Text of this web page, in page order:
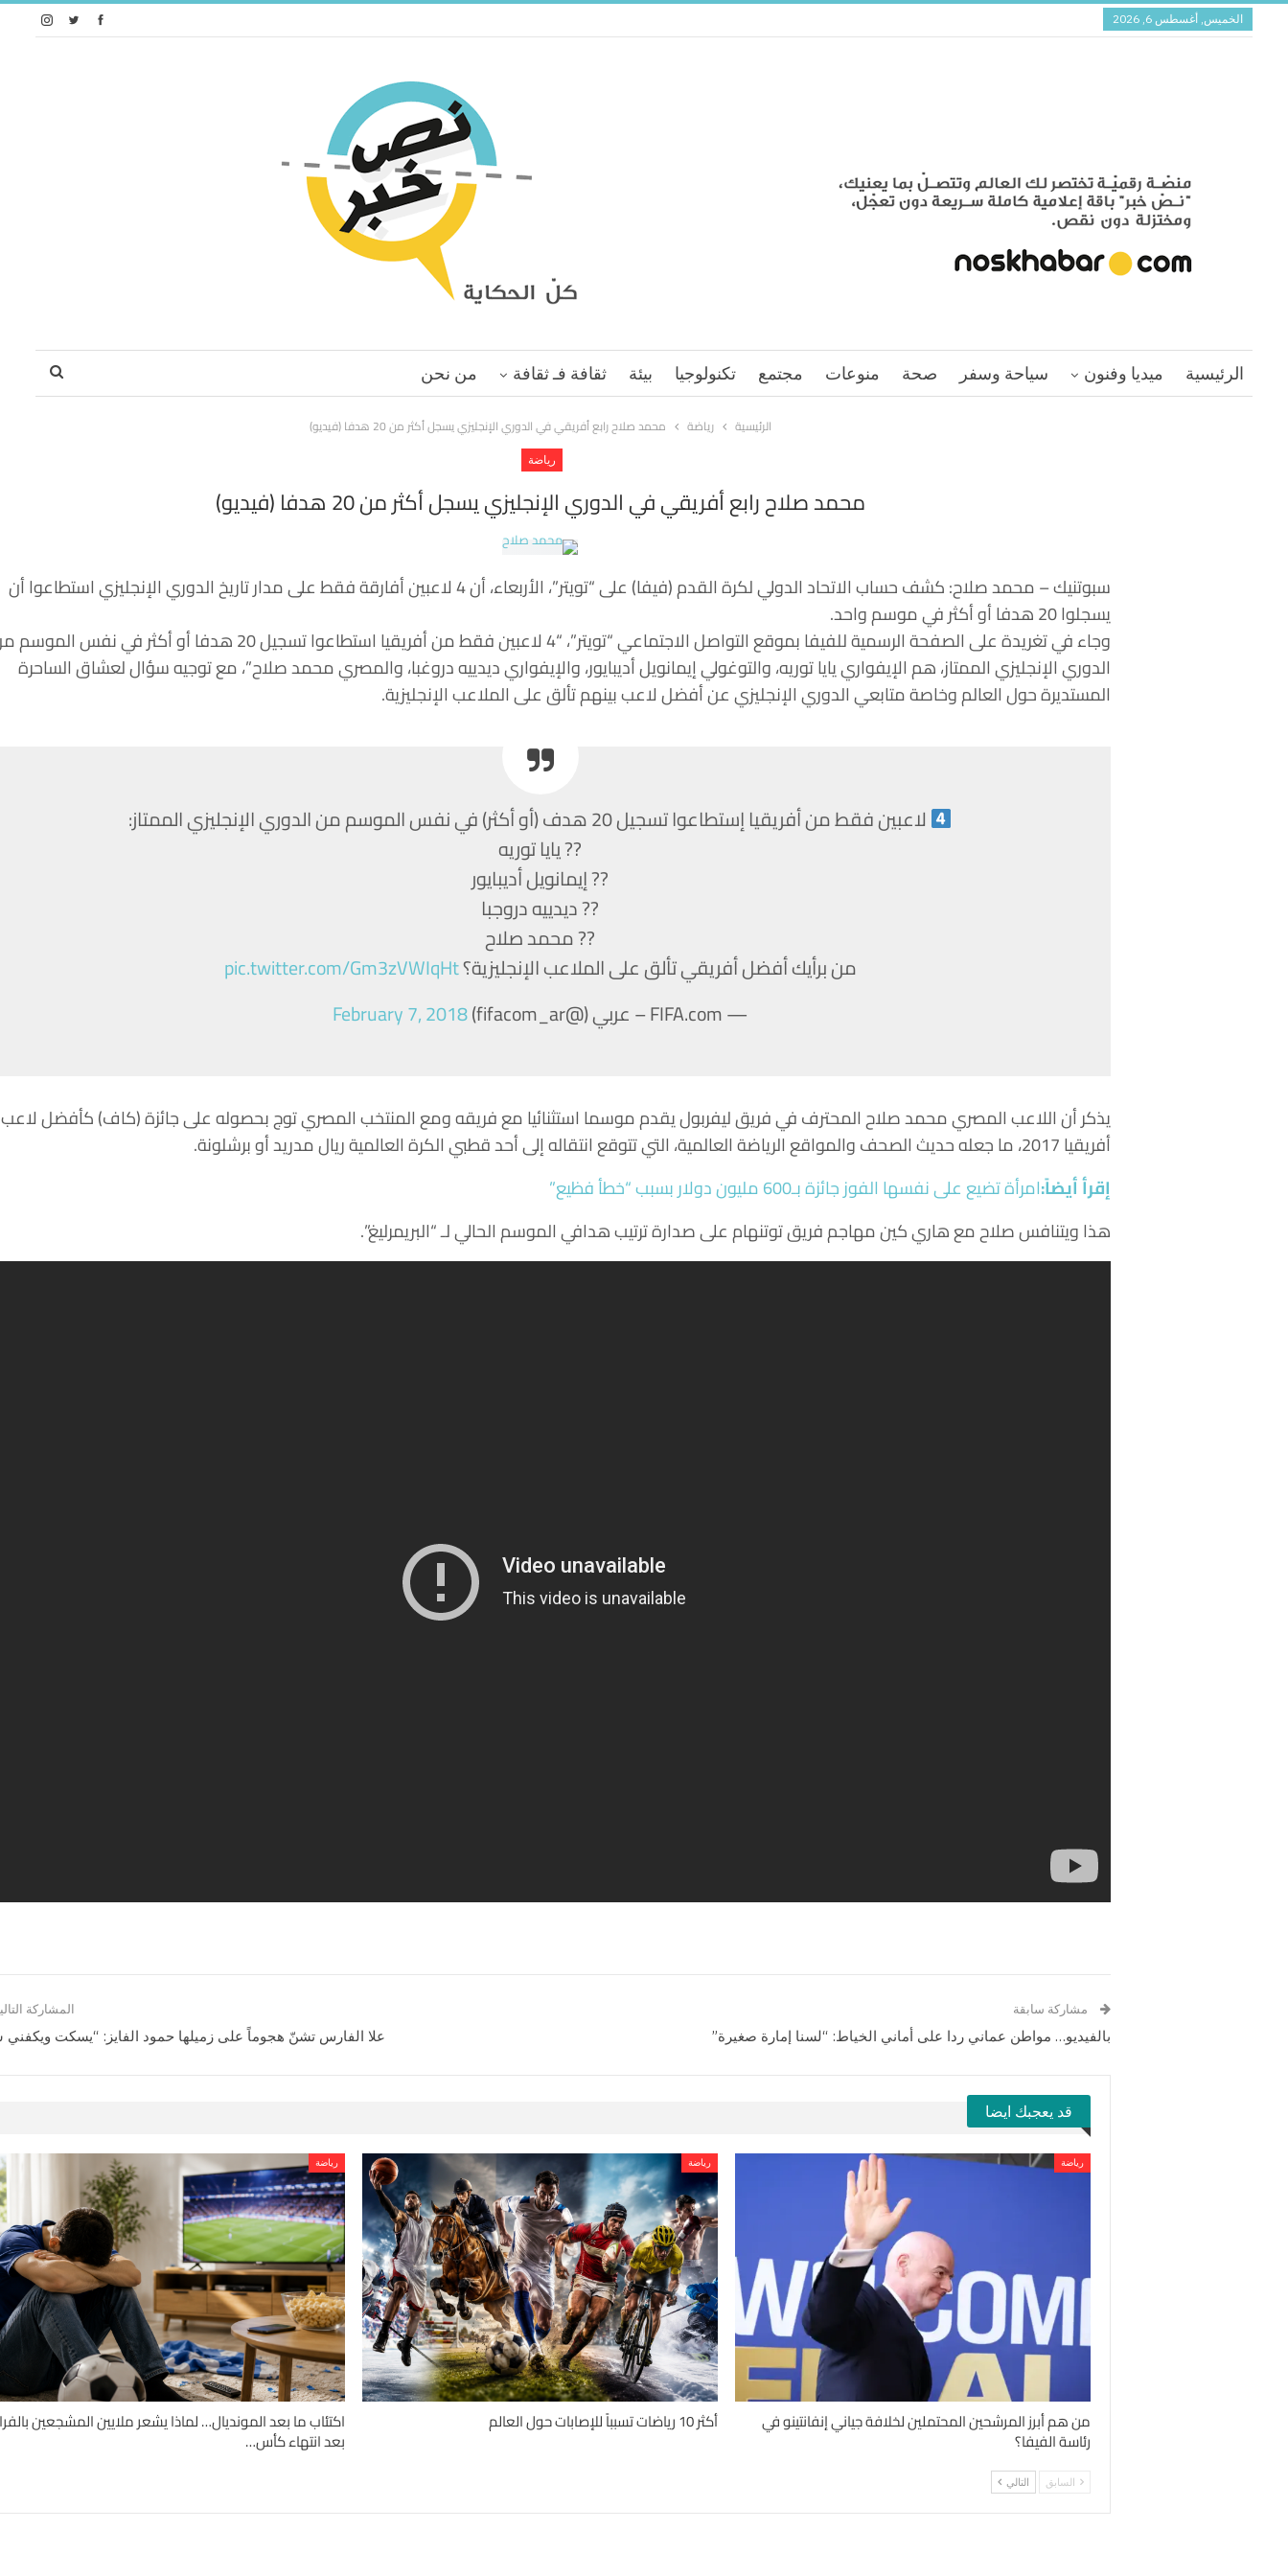
الخميس, أغسطس 6, 2026
الرئيسية ميديا وفنون سياحة وسفر صحة منوعات مجتمع تكنولوجيا بيئة ثقافة فـ ثقافة من نحن
الرئيسية رياضة محمد صلاح رابع أفريقي في الدوري الإنجليزي يسجل أكثر من 20 هدفا (فيديو)
رياضة
محمد صلاح رابع أفريقي في الدوري الإنجليزي يسجل أكثر من 20 هدفا (فيديو)
سبوتنيك – محمد صلاح: كشف حساب الاتحاد الدولي لكرة القدم (فيفا) على “تويتر”، الأربعاء، أن 4 لاعبين أفارقة فقط على مدار تاريخ الدوري الإنجليزي استطاعوا أن
يسجلوا 20 هدفا أو أكثر في موسم واحد.
وجاء في تغريدة على الصفحة الرسمية للفيفا بموقع التواصل الاجتماعي “تويتر”، “4 لاعبين فقط من أفريقيا استطاعوا تسجيل 20 هدفا أو أكثر في نفس
الدوري الإنجليزي الممتاز، هم الإيفواري يايا توريه، والتوغولي إيمانويل أديبايور، والإيفواري ديدييه دروغبا، والمصري محمد صلاح”، مع توجيه سؤال لعشاق الساحرة
المستديرة حول العالم وخاصة متابعي الدوري الإنجليزي عن أفضل لاعب بينهم تألق على الملاعب الإنجليزية.
لاعبين فقط من أفريقيا إستطاعوا تسجيل 20 هدف (أو أكثر) في نفس الموسم من الدوري الإنجليزي الممتاز:
?? يايا توريه
?? إيمانويل أديبايور
?? ديدييه دروجبا
?? محمد صلاح
من برأيك أفضل أفريقي تألق على الملاعب الإنجليزية؟pic.twitter.com/Gm3zVWIqHt
— FIFA.com – عربي (@fifacom_ar)
February 7, 2018
يذكر أن اللاعب المصري محمد صلاح المحترف في فريق ليفربول يقدم موسما استثنائيا مع فريقه ومع المنتخب المصري توج بحصوله على جائزة (كاف) كأفضل
أفريقيا 2017، ما جعله حديث الصحف والمواقع الرياضة العالمية، التي تتوقع انتقاله إلى أحد قطبي الكرة العالمية ريال مدريد أو برشلونة.
إقرأأيضاً:امرأة تضيع على نفسها الفوز جائزة بـ600 مليون دولار بسبب “خطأ فظيع”
هذا ويتنافس صلاح مع هاري كين مهاجم فريق توتنهام على صدارة ترتيب هدافي الموسم الحالي لـ “البريمرليغ”.
مشاركة سابقة
بالفيديو… مواطن عماني ردا على أماني الخياط: “لسنا إمارة صغيرة”
المشاركة
علا الفارس تشنّ هجوماً على زميلها حمود الفايز: “يسكت
قد يعجبك ايضا
رياضة
من هم أبرز المرشحين المحتملين لخلافة جياني إنفانتينو في
رئاسة الفيفا؟
رياضة
أكثر 10 رياضات تسبباً للإصابات حول العالم
رياضة
اكتئاب ما بعد المونديال… لماذا يشعر ملايين المشجعين
بعد انتهاء كأس…
السابق التالي